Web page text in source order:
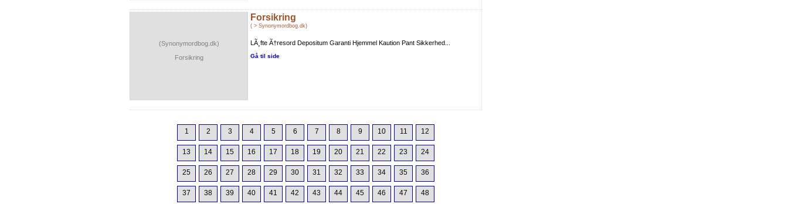
(Synonymordbog.dk)
Forsikring
Forsikring
( > Synonymordbog.dk)
LÃ¸fte Ã†resord Depositum Garanti Hjemmel Kaution Pant Sikkerhed...
Gå til side
1 2 3 4 5 6 7 8 9 10 11 12
13 14 15 16 17 18 19 20 21 22 23 24
25 26 27 28 29 30 31 32 33 34 35 36
37 38 39 40 41 42 43 44 45 46 47 48